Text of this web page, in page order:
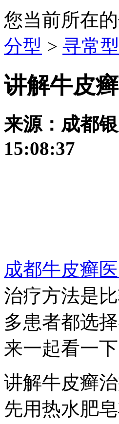
您当前所在
分型 > 寻常
讲解牛皮
来源：成都
15:08:37
成都牛皮癣
治疗方法是
多患者都选
来一起看一下
讲解牛皮癣
先用热水肥